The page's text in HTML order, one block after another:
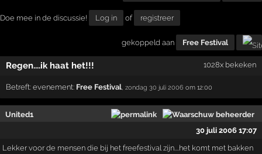
Doe mee in de discussie! Log in of registreer
gekoppeld aan Free Festival
Regen....ik haat het!!! 1028x bekeken
Betreft:evenement: Free Festival ,zondag 30 juli 2006 om 12:00
United1
30 juli 2006 17:07
Lekker voor de mensen die bij het freefestival zijn....het komt met bakken